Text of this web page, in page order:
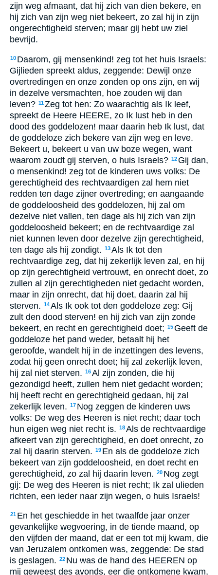
zijn weg afmaant, dat hij zich van dien bekere, en
hij zich van zijn weg niet bekeert, zo zal hij in zijn
ongerechtigheid sterven; maar gij hebt uw ziel
bevrijd.
10 Daarom, gij mensenkind! zeg tot het huis Israels:
Gijlieden spreekt aldus, zeggende: Dewijl onze
overtredingen en onze zonden op ons zijn, en wij
in dezelve versmachten, hoe zouden wij dan
leven? 11Zeg tot hen: Zo waarachtig als Ik leef,
spreekt de Heere HEERE, zo Ik lust heb in den
dood des goddelozen! maar daarin heb Ik lust, dat
de goddeloze zich bekere van zijn weg en leve.
Bekeert u, bekeert u van uw boze wegen, want
waarom zoudt gij sterven, o huis Israels? 12 Gij dan,
o mensenkind! zeg tot de kinderen uws volks: De
gerechtigheid des rechtvaardigen zal hem niet
redden ten dage zijner overtreding; en aangaande
de goddeloosheid des goddelozen, hij zal om
dezelve niet vallen, ten dage als hij zich van zijn
goddeloosheid bekeert; en de rechtvaardige zal
niet kunnen leven door dezelve zijn gerechtigheid,
ten dage als hij zondigt. 13Als Ik tot den
rechtvaardige zeg, dat hij zekerlijk leven zal, en hij
op zijn gerechtigheid vertrouwt, en onrecht doet, zo
zullen al zijn gerechtigheden niet gedacht worden,
maar in zijn onrecht, dat hij doet, daarin zal hij
sterven. 14Als Ik ook tot den goddeloze zeg: Gij
zult den dood sterven! en hij zich van zijn zonde
bekeert, en recht en gerechtigheid doet; 15 Geeft de
goddeloze het pand weder, betaalt hij het
geroofde, wandelt hij in de inzettingen des levens,
zodat hij geen onrecht doet; hij zal zekerlijk leven,
hij zal niet sterven. 16Al zijn zonden, die hij
gezondigd heeft, zullen hem niet gedacht worden;
hij heeft recht en gerechtigheid gedaan, hij zal
zekerlijk leven. 17 Nog zeggen de kinderen uws
volks: De weg des Heeren is niet recht; daar toch
hun eigen weg niet recht is. 18Als de rechtvaardige
afkeert van zijn gerechtigheid, en doet onrecht, zo
zal hij daarin sterven. 19 En als de goddeloze zich
bekeert van zijn goddeloosheid, en doet recht en
gerechtigheid, zo zal hij daarin leven. 20 Nog zegt
gij: De weg des Heeren is niet recht; Ik zal ulieden
richten, een ieder naar zijn wegen, o huis Israels!
21 En het geschiedde in het twaalfde jaar onzer
gevankelijke wegvoering, in de tiende maand, op
den vijfden der maand, dat er een tot mij kwam, die
van Jeruzalem ontkomen was, zeggende: De stad
is geslagen. 22 Nu was de hand des HEEREN op
mij geweest des avonds, eer die ontkomene kwam,